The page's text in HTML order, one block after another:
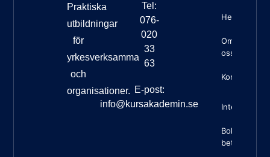
Praktiska
utbildningar
för
yrkesverksamma
och
organisationer.
Tel:
076-
020
33
63
E-post:
info@kursakademin.se
Hem
Om
oss
Kontakt
Boknings-